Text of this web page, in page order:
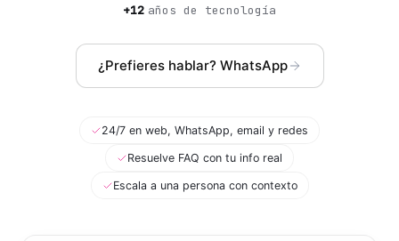
IA integrada en tus sistemas y productos
+12 años de tecnología
¿Prefieres hablar? WhatsApp
24/7 en web, WhatsApp, email y redes
Resuelve FAQ con tu info real
Escala a una persona con contexto